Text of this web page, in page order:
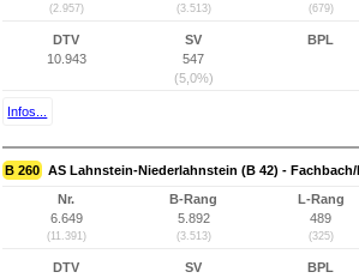
(2.957) (3.513) (679)
DTV
10.943
SV
547
(5,0%)
BPL
Infos...
B 260 AS Lahnstein-Niederlahnstein (B 42) - Fachbach/
Nr.
6.649
(11.391)
B-Rang
5.892
(3.513)
L-Rang
489
(325)
DTV
SV
BPL